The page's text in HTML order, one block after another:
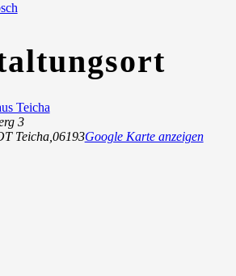
Teicha
3
Teicha, 06193Google Karte anzeigen